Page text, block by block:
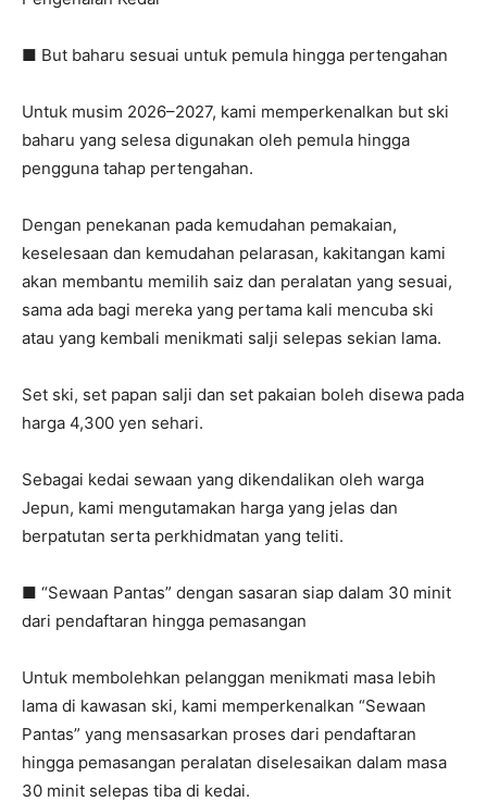
■ But baharu sesuai untuk pemula hingga pertengahan
Untuk musim 2026–2027, kami memperkenalkan but ski
baharu yang selesa digunakan oleh pemula hingga
pengguna tahap pertengahan.
Dengan penekanan pada kemudahan pemakaian,
keselesaan dan kemudahan pelarasan, kakitangan kami
akan membantu memilih saiz dan peralatan yang sesuai,
sama ada bagi mereka yang pertama kali mencuba ski
atau yang kembali menikmati salji selepas sekian lama.
Set ski, set papan salji dan set pakaian boleh disewa pada
harga 4,300 yen sehari.
Sebagai kedai sewaan yang dikendalikan oleh warga
Jepun, kami mengutamakan harga yang jelas dan
berpatutan serta perkhidmatan yang teliti.
■ “Sewaan Pantas” dengan sasaran siap dalam 30 minit
dari pendaftaran hingga pemasangan
Untuk membolehkan pelanggan menikmati masa lebih
lama di kawasan ski, kami memperkenalkan “Sewaan
Pantas” yang mensasarkan proses dari pendaftaran
hingga pemasangan peralatan diselesaikan dalam masa
30 minit selepas tiba di kedai.